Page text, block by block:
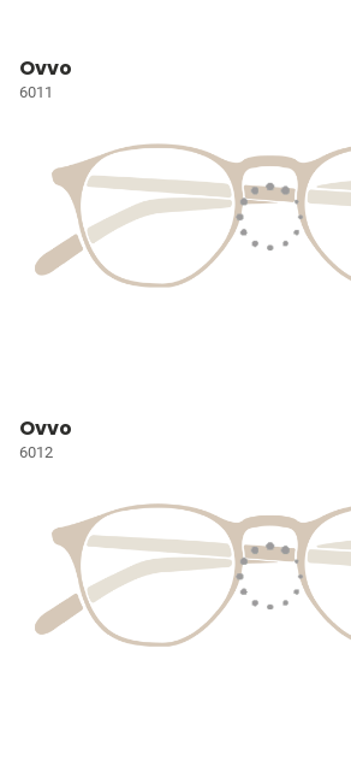
Ovvo
6011
Ovvo
6012